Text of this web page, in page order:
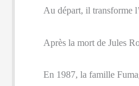
Au départ, il transforme
Après la mort de Jules
En 1987, la famille